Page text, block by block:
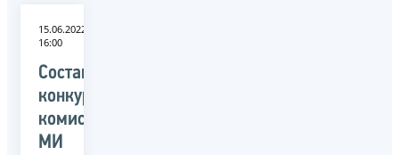
15.06.2022
16:00
Состав
конкурсной
комиссии
МИ